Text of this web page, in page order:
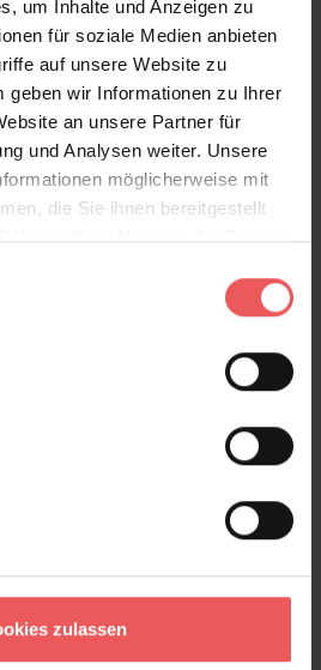
um Inhalte und Anzeigen zu
für soziale Medien anbieten
auf unsere Website zu
geben wir Informationen zu Ihrer
an unsere Partner für
und Analysen weiter. Unsere
möglicherweise mit
die Sie ihnen bereitgestellt
Ihrer Nutzung der Dienste
zulassen